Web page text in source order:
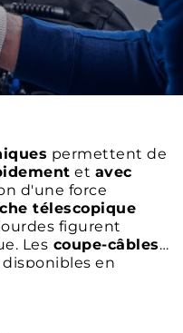
permettent de
et avec
d'une force
télescopique
figurent
Les coupe-câbles
en
aux